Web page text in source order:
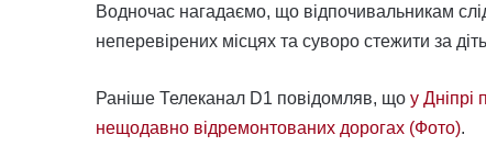
Водночас нагадаємо, що відпочивальникам
неперевірених місцях та суворо стежити за
Раніше Телеканал D1 повідомляв, що у Дніпрі
нещодавно відремонтованих дорогах (Фото).